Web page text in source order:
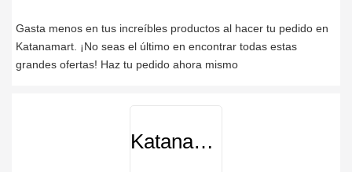
Gasta menos en tus increíbles productos al hacer tu pedido en
Katanamart. ¡No seas el último en encontrar todas estas
grandes ofertas! Haz tu pedido ahora mismo
Katanamart